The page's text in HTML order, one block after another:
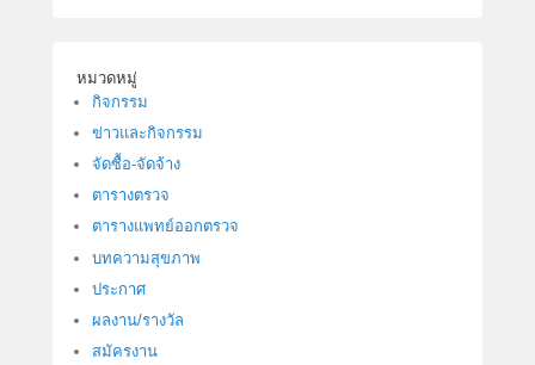
หมวดหมู่
กิจกรรม
ข่าวและกิจกรรม
จัดซื้อ-จัดจ้าง
ตารางตรวจ
ตารางแพทย์ออกตรวจ
บทความสุขภาพ
ประกาศ
ผลงาน/รางวัล
สมัครงาน